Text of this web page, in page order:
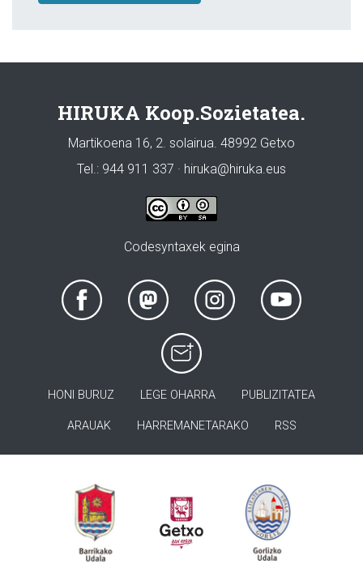
HIRUKA Koop.Sozietatea.
Martikoena 16, 2. solairua. 48992 Getxo
Tel.: 944 911 337 · hiruka@hiruka.eus
Codesyntaxek egina
HONI BURUZ LEGE OHARRA PUBLIZITATEA
ARAUAK HARREMANETARAKO RSS